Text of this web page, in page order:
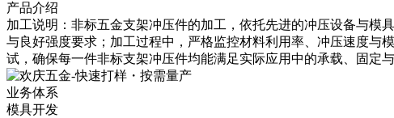
产品介绍
加工说明： 非标五金支架冲压件的加工，依托先进的冲压设备与模
与良好强度要求；加工过程中，严格监控材料利用率、冲压速度与
试，确保每一件非标支架冲压件均能满足实际应用中的承载、固定
业务体系
模具开发